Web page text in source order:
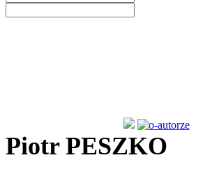
Piotr PESZKO